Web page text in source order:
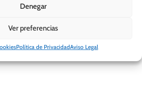
Denegar
Ver preferencias
Política de PrivacidadAviso Legal